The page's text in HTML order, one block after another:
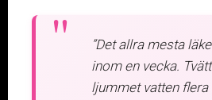
”Det allra mesta
inom en vecka.
ljummet vatten flera